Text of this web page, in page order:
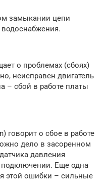
замыкании цепи
водоснабжения.
о проблемах (сбоях)
неисправен двигатель
– сбой в работе платы
говорит о сбое в работе
дело в засоренном
давления
Еще одна
этой ошибки – сильные